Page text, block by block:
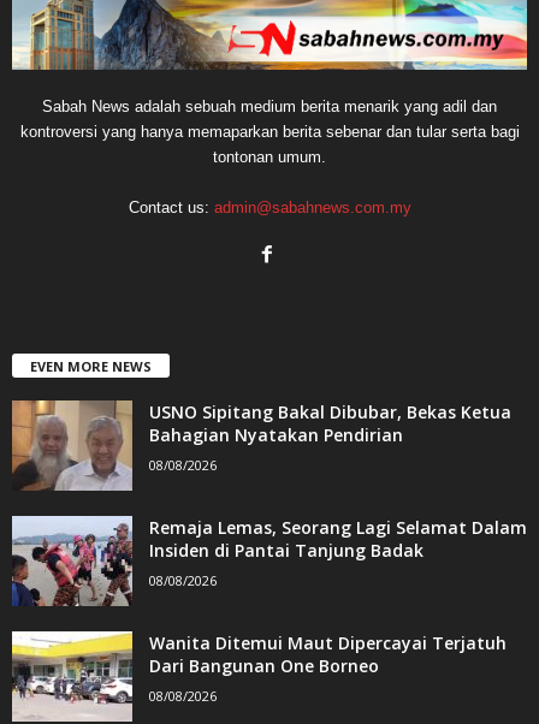
Sabah News adalah sebuah medium berita menarik yang adil dan
kontroversi yang hanya memaparkan berita sebenar dan tular serta bagi
tontonan umum.
Contact us: admin@sabahnews.com.my
EVEN MORE NEWS
USNO Sipitang Bakal Dibubar, Bekas Ketua
Bahagian Nyatakan Pendirian
08/08/2026
Remaja Lemas, Seorang Lagi Selamat Dalam
Insiden di Pantai Tanjung Badak
08/08/2026
Wanita Ditemui Maut Dipercayai Terjatuh
Dari Bangunan One Borneo
08/08/2026